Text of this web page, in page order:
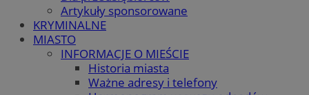
Artykuły sponsorowane
KRYMINALNE
MIASTO
INFORMACJE O MIEŚCIE
Historia miasta
Ważne adresy i telefony